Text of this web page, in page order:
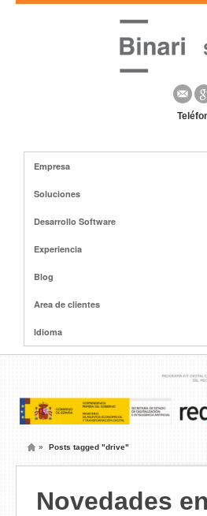
Empresa
Soluciones
Desarrollo Software
Experiencia
Blog
Area de clientes
Idioma
» Posts tagged "drive"
Novedades